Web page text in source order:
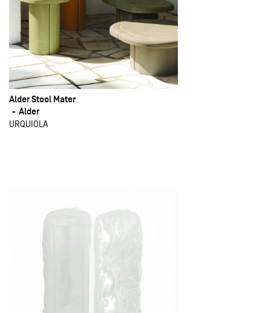
Alder Stool Mater
Alder
URQUIOLA